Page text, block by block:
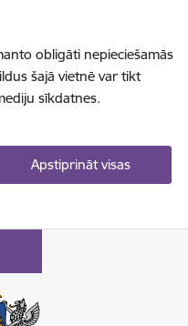
obligāti nepieciešamās
šajā vietnē var tikt
sīkdatnes.
Apstiprināt visas